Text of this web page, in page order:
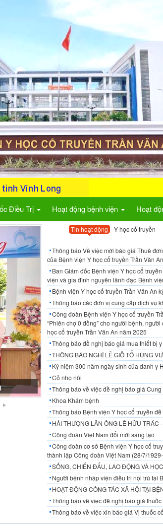
Điều Trị Hoạt động bệnh viện Hoạt
Tin hoạt động Y học cổ truyền
Thông báo Về việc mời báo giá Thuê
của Bệnh viện Y học cổ truyền Trần Văn
Ban Giám đốc Bệnh viện Y học cổ
viện và gia đình nguyên lãnh đạo Bệnh
Bệnh viện Y học cổ truyền Trần Văn An
Thông báo các đơn vị cung cấp dịch vụ
Công đoàn Bệnh viện Y học cổ truyền
“Phiên chợ 0 đồng” cho người bệnh,
học cổ truyền Trần Văn An năm 2025
Thông báo đề nghị báo giá mua thiết bị
THÔNG BÁO NGHĨ LỄ GIỖ TỔ HÙNG
Kỷ niệm 300 năm ngày sinh của danh y
Cỏ nhọ nồi
Thông báo về việc đề nghị báo giá Cung
Khoa Khám bệnh
Thông báo Bệnh viện Y học cổ truyền
HẢI THƯỢNG LÃN ÔNG LÊ HỮU TRÁC
Công đoàn Việt Nam đổi mới sáng tạo
Công đoàn cơ sở Bệnh viện Y học cổ
thành lập Công đoàn Việt Nam (28/7/
SỐNG, CHIẾN ĐẤU, LAO ĐỘNG VÀ
Người bệnh nhập viện điều trị nội trú tại
HOẠT ĐỘNG CÔNG TÁC XÃ HỘI TẠI
Thông báo về việc đề nghị báo giá
Thông báo về việc xin báo giá Vị thuốc